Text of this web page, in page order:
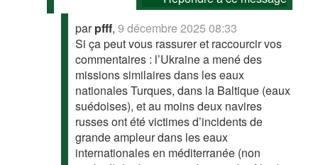
parpfff,9 décembre 2025 08:33
Si ça peut vous rassurer et raccourcir vos
commentaires : l’Ukraine a mené des
missions similaires dans les eaux
nationales Turques, dans la Baltique (eaux
suédoises), et au moins deux navires
russes ont été victimes d’incidents de
grande ampleur dans les eaux
internationales en méditerranée (non